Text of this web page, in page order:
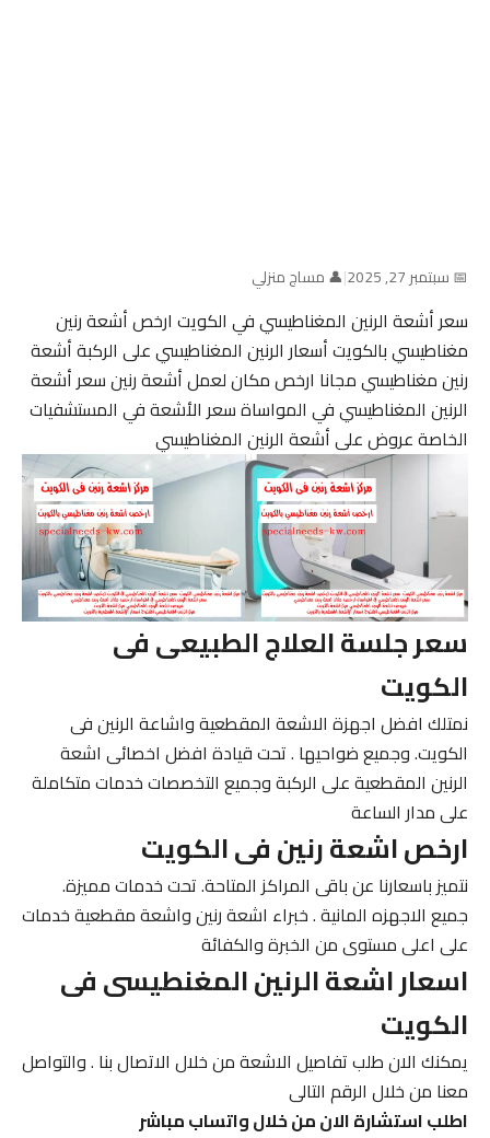
📅 سبتمبر 27, 2025 |👤 مساج منزلي
سعر أشعة الرنين المغناطيسي في الكويت ارخص أشعة رنين
مغناطيسي بالكويت أسعار الرنين المغناطيسي على الركبة أشعة
رنين مغناطيسي مجانا ارخص مكان لعمل أشعة رنين سعر أشعة
الرنين المغناطيسي في المواساة سعر الأشعة في المستشفيات
الخاصة عروض على أشعة الرنين المغناطيسي
سعر جلسة العلاج الطبيعى فى
الكويت
نمتلك افضل اجهزة الاشعة المقطعية واشاعة الرنين فى
الكويت. وجميع ضواحيها . تحت قيادة افضل اخصائى اشعة
الرنين المقطعية على الركبة وجميع التخصصات خدمات متكاملة
على مدار الساعة
ارخص اشعة رنين فى الكويت
نتميز باسعارنا عن باقى المراكز المتاحة. تحت خدمات مميزة.
جميع الاجهزه المانية . خبراء اشعة رنين واشعة مقطعية خدمات
على اعلى مستوى من الخبرة والكفائة
اسعار اشعة الرنين المغنطيسى فى
الكويت
يمكنك الان طلب تفاصيل الاشعة من خلال الاتصال بنا . والتواصل
معنا من خلال الرقم التالى
اطلب استشارة الان من خلال واتساب مباشر